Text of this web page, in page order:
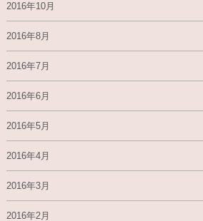
2016年10月
2016年8月
2016年7月
2016年6月
2016年5月
2016年4月
2016年3月
2016年2月